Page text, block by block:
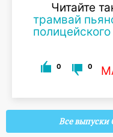
Читайте
трамвай
полицейского
0 0
Все выпуски